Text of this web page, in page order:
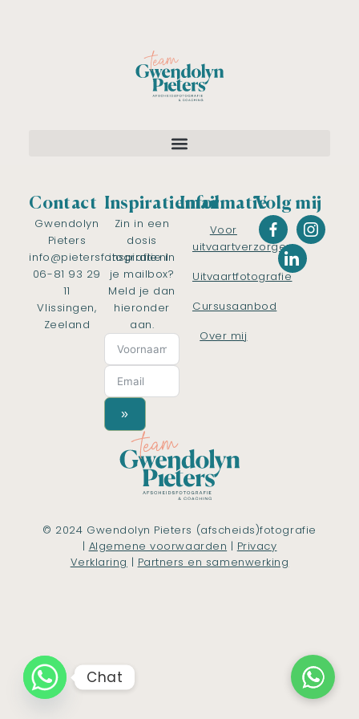
Contact
Gwendolyn
Pieters
info@pietersfotografie.nl
06-81 93 29
11
Vlissingen,
Zeeland
Inspiratiemail
Zin in een
dosis
inspiratie in
je mailbox?
Meld je dan
hieronder
aan.
»
Informatie
Voor
uitvaartverzorgers
Uitvaartfotografie
Cursusaanbod
Over mij
Volg mij
© 2024 Gwendolyn Pieters (afscheids)fotografie
| Algemene voorwaarden | Privacy
Verklaring | Partners en samenwerking
Chat